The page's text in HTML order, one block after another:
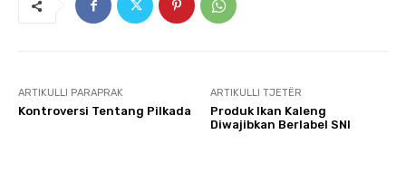
ARTIKULLI PARAPRAK
Kontroversi Tentang Pilkada
ARTIKULLI TJETËR
Produk Ikan Kaleng
Diwajibkan Berlabel SNI